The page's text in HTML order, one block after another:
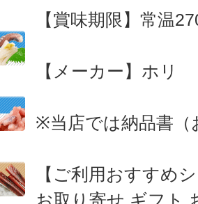
【賞味期限】常温
【メーカー】ホリ
※当店では納品書（
【ご利用おすすめ
お取り寄せ ギフト